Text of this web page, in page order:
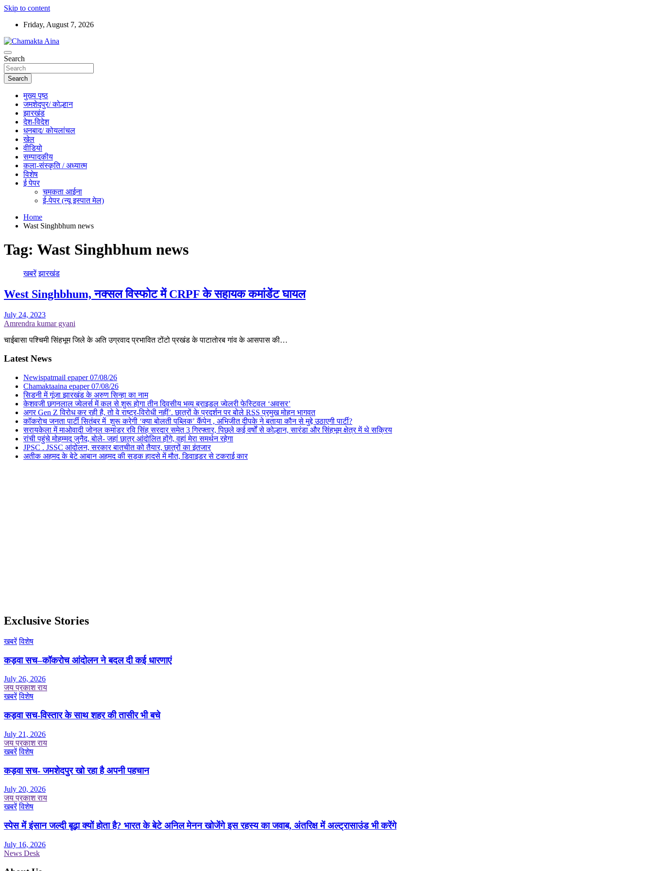
Skip to content
Friday, August 7, 2026
Chamakta Aina
Hindi News Paper – Jharkhand
Search
Search
मुख्य पृष्ठ
जमशेदपुर/ कोल्हान
झारखंड
देश-विदेश
धनबाद/ कोयलांचल
खेल
वीडियो
सम्पादकीय
कला-संस्कृति / अध्यात्म
विशेष
ई पेपर
चमकता आईना
ई-पेपर (न्यू इस्पात मेल)
Home
Wast Singhbhum news
Tag: Wast Singhbhum news
खबरें झारखंड
West Singhbhum, नक्सल विस्फोट में CRPF के सहायक कमांडेंट घायल
July 24, 2023
Amrendra kumar gyani
चाईबासा पश्चिमी सिंहभूम जिले के अति उग्रवाद प्रभावित टोंटो प्रखंड के पाटातोरब गांव के आसपास की…
Latest News
Newispatmail epaper 07/08/26
Chamaktaaina epaper 07/08/26
सिडनी में गूंजा झारखंड के अरुण सिन्हा का नाम
केशवजी छगनलाल ज्वेलर्स में कल से शुरू होगा तीन दिवसीय भव्य ब्राइडल ज्वेलरी फेस्टिवल ‘अवसर’
अगर Gen Z विरोध कर रही है, तो वे राष्ट्र-विरोधी नहीं’. छात्रों के प्रदर्शन पर बोले RSS प्रमुख मोहन भागवत
कॉकरोच जनता पार्टी सितंबर में शुरू करेगी ‘क्या बोलती पब्लिक’ कैंपेन , अभिजीत दीपके ने बताया कौन से मुद्दे उठाएगी पार्टी?
सरायकेला में माओवादी जोनल कमांडर रवि सिंह सरदार समेत 3 गिरफ्तार, पिछले कई वर्षों से कोल्हान, सारंडा और सिंहभूम क्षेत्र में थे सक्रिय
रांची पहुंचे मोहम्मद जुनैद, बोले- जहां छात्र आंदोलित होंगे, वहां मेरा समर्थन रहेगा
JPSC . JSSC आंदोलन, सरकार बातचीत को तैयार, छात्रों का इंतजार
अतीक अहमद के बेटे आबान अहमद की सड़क हादसे में मौत, डिवाइडर से टकराई कार
Exclusive Stories
खबरें विशेष
कड़वा सच–कॉकरोच आंदोलन ने बदल दी कई धारणाएं
July 26, 2026
जय प्रकाश राय
खबरें विशेष
कड़वा सच-विस्तार के साथ शहर की तासीर भी बचे
July 21, 2026
जय प्रकाश राय
खबरें विशेष
कड़वा सच- जमशेदपुर खो रहा है अपनी पहचान
July 20, 2026
जय प्रकाश राय
खबरें विशेष
स्पेस में इंसान जल्दी बूढ़ा क्यों होता है? भारत के बेटे अनिल मेनन खोजेंगे इस रहस्य का जवाब, अंतरिक्ष में अल्ट्रासाउंड भी करेंगे
July 16, 2026
News Desk